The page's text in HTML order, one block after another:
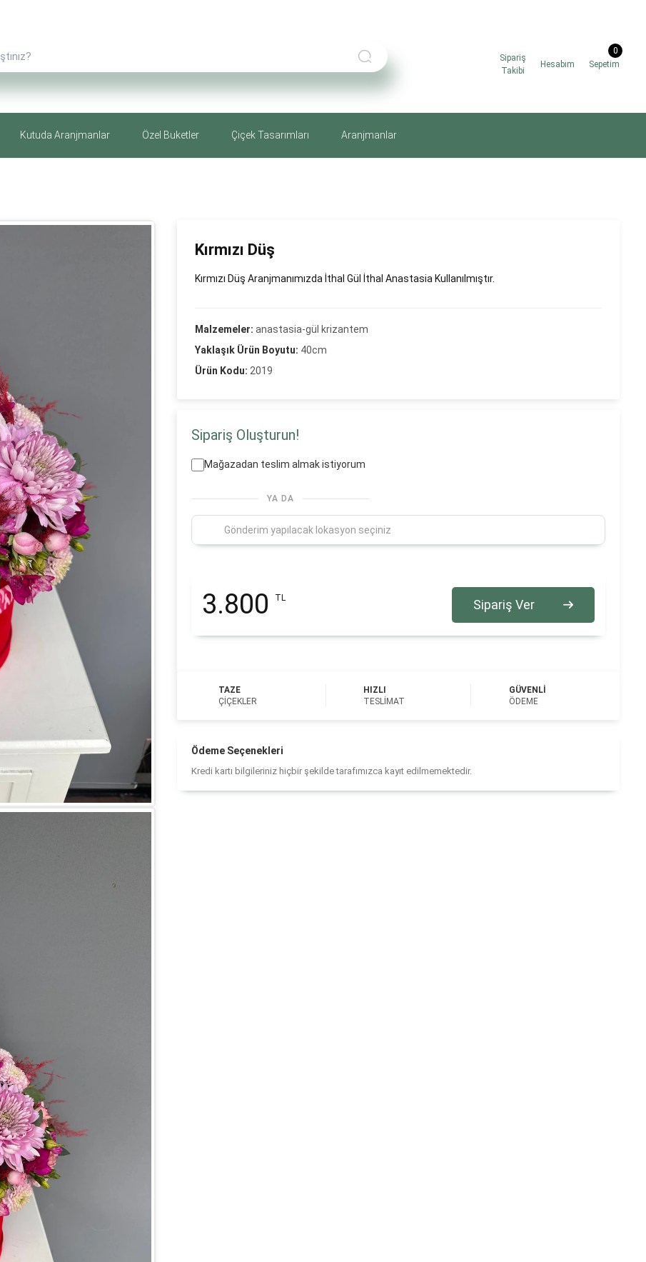
Sipariş
Takibi
Hesabım Sepetim
0
Kutuda Aranjmanlar Özel Buketler Çiçek Tasarımları Aranjmanlar
Kırmızı Düş
Kırmızı Düş Aranjmanımızda İthal Gül İthal Anastasia Kullanılmıştır.
Malzemeler: anastasia-gül krizantem
Yaklaşık Ürün Boyutu: 40cm
Ürün Kodu: 2019
Sipariş Oluşturun!
Mağazadan teslim almak istiyorum
YA DA
3.800 TL Sipariş Ver
TAZE
ÇIÇEKLER
HIZLI
TESLIMAT
GÜVENLI
ÖDEME
Ödeme Seçenekleri
Kredi kartı bilgileriniz hiçbir şekilde tarafımızca kayıt edilmemektedir.